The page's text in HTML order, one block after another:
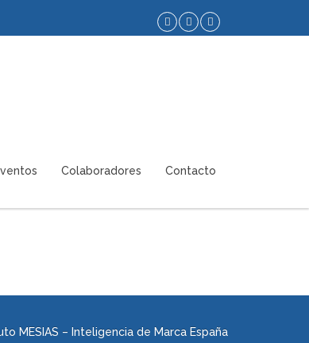
Colaboradores Contacto
MESIAS – Inteligencia de Marca España